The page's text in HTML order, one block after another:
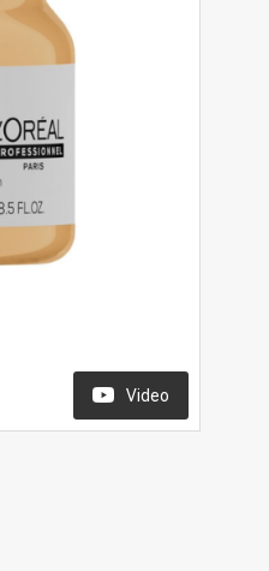
Video